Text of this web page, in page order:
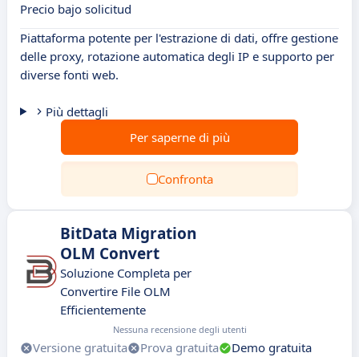
Precio bajo solicitud
Piattaforma potente per l'estrazione di dati, offre gestione
delle proxy, rotazione automatica degli IP e supporto per
diverse fonti web.
Più dettagli
Per saperne di più
Confronta
BitData Migration
OLM Convert
Soluzione Completa per
Convertire File OLM
Efficientemente
Nessuna recensione degli utenti
Versione gratuita Prova gratuita
Demo gratuita